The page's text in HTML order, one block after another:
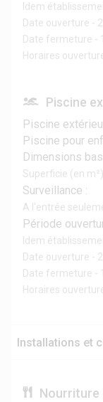
Idem
Date ouverture -
Date fermeture -
Horaires
Piscine
Piscine
Piscine pour
Dimensions
Superficie (en
Surveillance :
A l'entrée
Période
Idem
Date ouverture -
Date fermeture -
Horaires
Installations et
Nourriture